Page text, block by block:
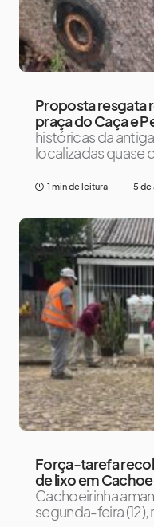
Proposta resgata
praça do Caça e
históricas da
localizadas quase
1 min de leitura 5 de
Força-tarefa
de lixo em
Cachoeirinha
segunda-feira